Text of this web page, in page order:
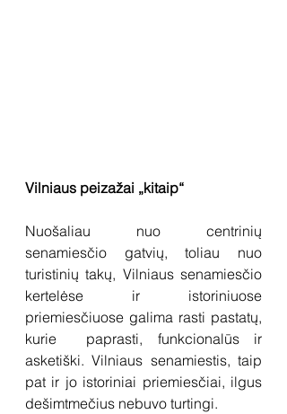
Vilniaus peizažai „kitaip“
Nuošaliau nuo centrinių
senamiesčio gatvių, toliau nuo
turistinių takų, Vilniaus senamiesčio
kertelėse ir istoriniuose
priemiesčiuose galima rasti pastatų,
kurie  paprasti, funkcionalūs ir
asketiški. Vilniaus senamiestis, taip
pat ir jo istoriniai priemiesčiai, ilgus
dešimtmečius nebuvo turtingi.